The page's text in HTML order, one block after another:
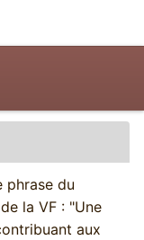
phrase du
la VF : "Une
aux